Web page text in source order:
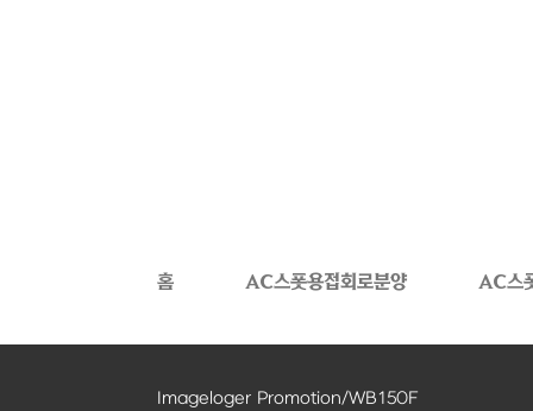
홈 AC스폿용접회로분양 AC스
Imageloger Promotion/WB150F